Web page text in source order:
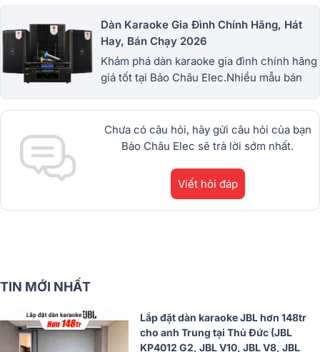
Dàn Karaoke Gia Đình Chính Hãng, Hát
Hay, Bán Chạy 2026
Khám phá dàn karaoke gia đình chính hãng
giá tốt tại Bảo Châu Elec.Nhiều mẫu bán
dBTechnologies, Philips Cao
Cấp.1900.0255
Chưa có câu hỏi, hãy gửi câu hỏi của bạn
Bảo Châu Elec sẽ trả lời sớm nhất.
Viết hỏi đáp
TIN MỚI NHẤT
Lắp đặt dàn karaoke JBL hơn 148tr
cho anh Trung tại Thủ Đức (JBL
KP4012 G2, JBL V10, JBL V8, JBL